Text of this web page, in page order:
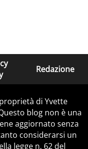
Redazione
di Yvette
blog non è una
aggiornato senza
considerarsi un
legge n. 62 del